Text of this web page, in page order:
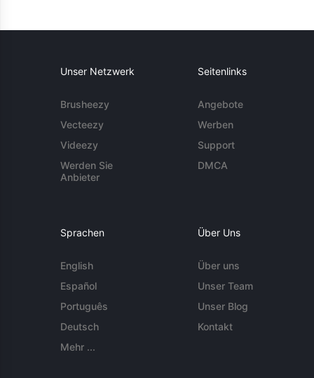
Unser Netzwerk
Brusheezy
Vecteezy
Videezy
Werden Sie
Anbieter
Seitenlinks
Angebote
Werben
Support
DMCA
Sprachen
English
Español
Português
Deutsch
Mehr ...
Über Uns
Über uns
Unser Team
Unser Blog
Kontakt